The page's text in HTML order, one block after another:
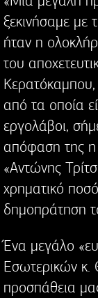
ξεκινήσαμε
ήταν η
του
από τα οποία
εργολάβοι,
απόφαση της η
«Αντώνης
χρηματικό
δημοπράτηση
Ένα μεγάλο
Εσωτερικών κ.
προσπάθεια